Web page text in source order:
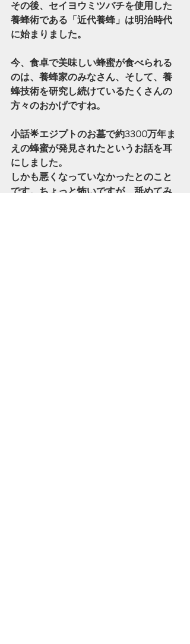
その後、セイヨウミツバチを使用した
養蜂術である「近代養蜂」は明治時代
に始まりました。
今、食卓で美味しい蜂蜜が食べられる
のは、養蜂家のみなさん、そして、養
蜂技術を研究し続けているたくさんの
方々のおかげですね。
小話🌟エジプトのお墓で約3300万年ま
えの蜂蜜が発見されたというお話を耳
にしました。
しかも悪くなっていなかったとのこと
です。ちょっと怖いですが、舐めてみ